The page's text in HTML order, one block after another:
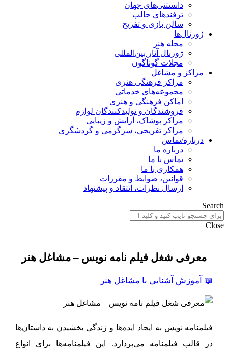
دانستنی‌های جهان
ترفندهای جالب
سالن بازی و تفریح
ژورنال‌ها
مجله هنر
ژورنال آثار بین‌المللی
مجلات گوناگون
مراکز و مشاغل
مراکز فرهنگی هنری
مجموعه‌های خدماتی
اماکن فرهنگی و هنری
فروشندگان و تولیدکنندگان لوازم
مراکز پوشاک، آرایش و زیبایی
مراکز تفریحی، سرگرمی و گردشگری
درباره/تماس
درباره ما
تماس با ما
همکاری با ما
قوانین، ضوابط و مقررات
ارسال نظرات، انتقاد و پیشنهاد
معرفی شغل فیلم نامه نویس – مشاغل هنر
📖 آموزش آشنایی با مشاغل هنر
فیلمنامه نویس به ایجاد ایده‌ها و زندگی بخشیدن به داستان‌ها
در قالب فیلمنامه می‌پردازد. این فیلمنامه‌ها برای انواع